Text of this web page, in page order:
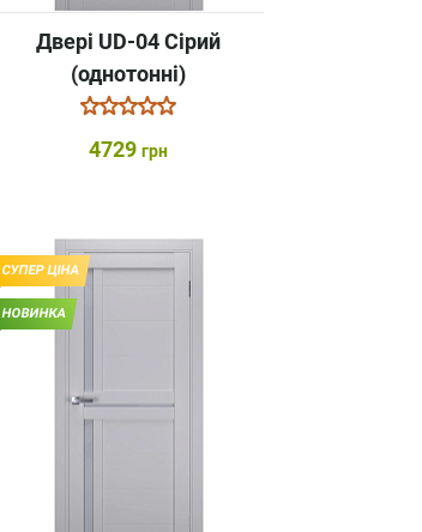
Двері UD-04 Сірий
(однотонні)
4729грн
СУПЕР ЦІНА
НОВИНКА